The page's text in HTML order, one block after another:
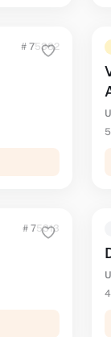
# 75382
# 75313